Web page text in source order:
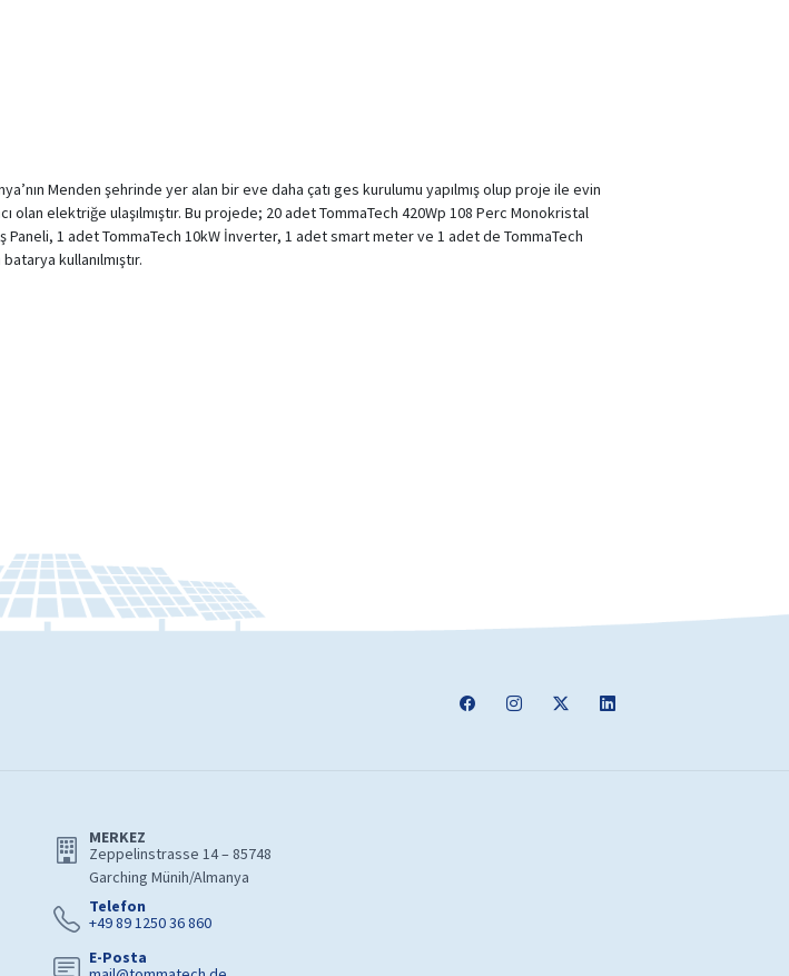
Menden şehrinde yer alan bir eve daha çatı ges kurulumu yapılmış olup proje ile evin
olan elektriğe ulaşılmıştır. Bu projede; 20 adet TommaTech 420Wp 108 Perc Monokristal
Paneli, 1 adet TommaTech 10kW İnverter, 1 adet smart meter ve 1 adet de TommaTech
kullanılmıştır.
MERKEZ
Zeppelinstrasse 14 – 85748
Garching Münih/Almanya
Telefon
+49 89 1250 36 860
E-Posta